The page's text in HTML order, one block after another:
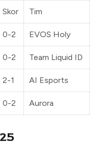
Skor Tim
0-2 EVOS Holy
0-2 Team Liquid ID
2-1 AI Esports
0-2 Aurora